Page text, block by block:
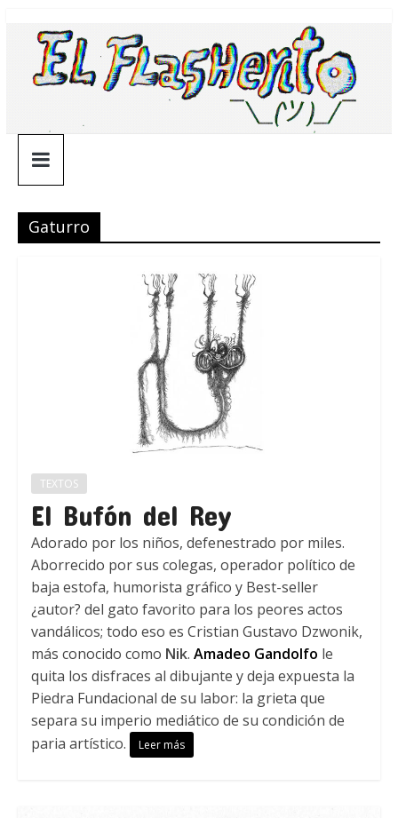
contenido
¯\_(ツ)_/
¯
Gaturro
TEXTOS
El Bufón del Rey
Adorado por los niños, defenestrado por miles.
Aborrecido por sus colegas, operador político de
baja estofa, humorista gráfico y Best-seller
¿autor? del gato favorito para los peores actos
vandálicos; todo eso es Cristian Gustavo Dzwonik,
más conocido como Nik. Amadeo Gandolfo le
quita los disfraces al dibujante y deja expuesta la
Piedra Fundacional de su labor: la grieta que
separa su imperio mediático de su condición de
paria artístico.
Leer más